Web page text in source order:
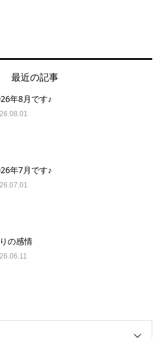
最近の記事
年8月です♪
年7月です♪
の感情